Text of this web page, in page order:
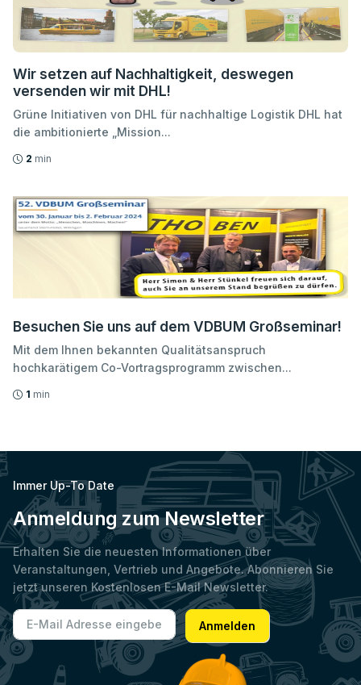
Wir setzen auf Nachhaltigkeit, deswegen
versenden wir mit DHL!
Grüne Initiativen von DHL für nachhaltige Logistik DHL hat
die ambitionierte „Mission...
2 min
Besuchen Sie uns auf dem VDBUM Großseminar!
Mit dem Ihnen bekannten Qualitätsanspruch
hochkarätigem Co-Vortragsprogramm zwischen...
1 min
Immer Up-To Date
Anmeldung zum Newsletter
Erhalten Sie die neuesten Informationen über
Veranstaltungen, Vertrieb und Angebote. Abonnieren Sie
jetzt unseren Kostenlosen E-Mail Newsletter.
E-Mail Adresse
Anmelden